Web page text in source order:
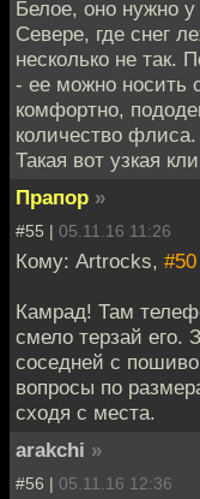
Белое, оно нужно
Севере, где снег
несколько не так.
- ее можно носить
комфортно,
количество флиса.
Такая вот узкая
Прапор »
#55 | 05.11.16 11:26
Кому: Artrocks, #50
Камрад! Там
смело терзай его.
соседней с
вопросы по
сходя с места.
arakchi »
#56 | 05.11.16 12:36